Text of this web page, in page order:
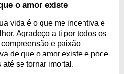
o amor existe
vida é o que me incentiva e
Agradeço a ti por todos os
e paixão
de que o amor existe e pode
até se tornar imortal.